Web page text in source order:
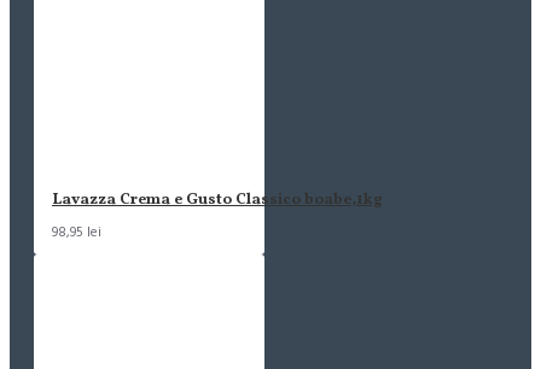
Lavazza Crema e Gusto Classico boabe,1kg
98,95 lei